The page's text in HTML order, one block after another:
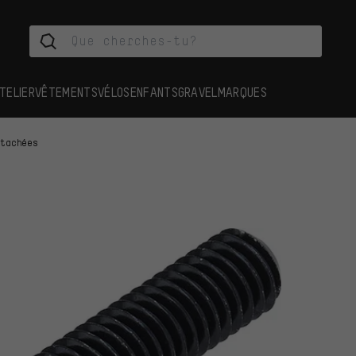
VÊTEMENTSVÉLOSENFANTSGRAVEL MARQUES